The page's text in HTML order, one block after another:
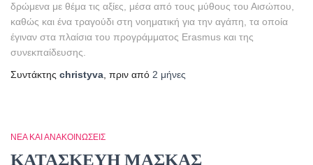
δρώμενα με θέμα τις αξίες, μέσα από τους μύθους του Αισώπου,
καθώς και ένα τραγούδι στη νοηματική για την αγάπη, τα οποία
έγιναν στα πλαίσια του προγράμματος Erasmus και της
συνεκπαίδευσης.
Συντάκτης christyva , πριν από 2 μήνες
ΝΈΑ ΚΑΙ ΑΝΑΚΟΙΝΏΣΕΙΣ
ΚΑΤΑΣΚΕΥΗ ΜΑΣΚΑΣ